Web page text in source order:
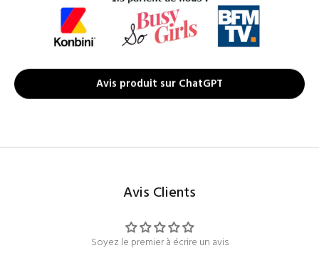
Avis produit sur ChatGPT
Avis Clients
Soyez le premier à écrire un avis